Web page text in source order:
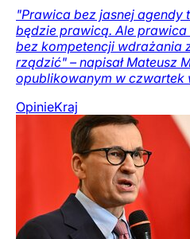
"Prawica bez jasnej agendy
będzie prawicą. Ale
bez kompetencji wdrażania
rządzić" – napisał Mateusz
opublikowanym w czwartek
OpinieKraj